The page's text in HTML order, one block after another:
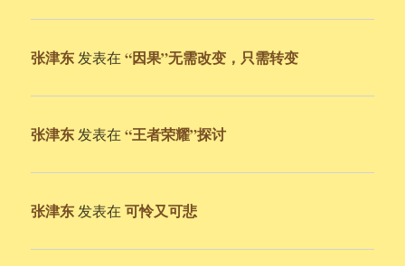
张津东 发表在“因果”无需改变，只需转变
张津东 发表在“王者荣耀”探讨
张津东 发表在可怜又可悲